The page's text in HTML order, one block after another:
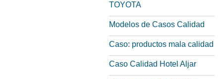
TOYOTA
Modelos de Casos Calidad
Caso: productos mala calidad
Caso Calidad Hotel Aljar